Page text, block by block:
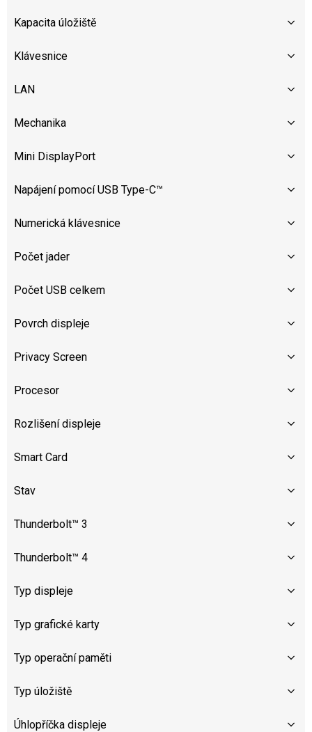
Kapacita úložiště
Klávesnice
LAN
Mechanika
Mini DisplayPort
Napájení pomocí USB Type-C™
Numerická klávesnice
Počet jader
Počet USB celkem
Povrch displeje
Privacy Screen
Procesor
Rozlišení displeje
Smart Card
Stav
Thunderbolt™ 3
Thunderbolt™ 4
Typ displeje
Typ grafické karty
Typ operační paměti
Typ úložiště
Úhlopříčka displeje